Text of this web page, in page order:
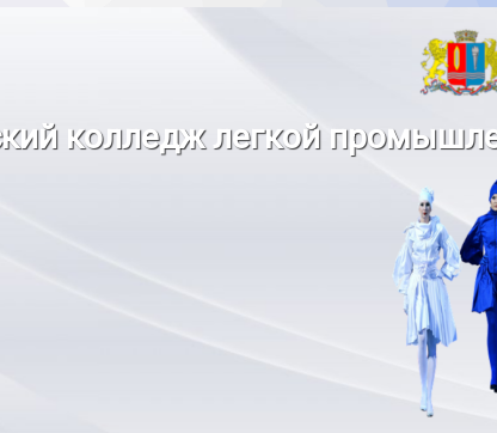
колледж легкой